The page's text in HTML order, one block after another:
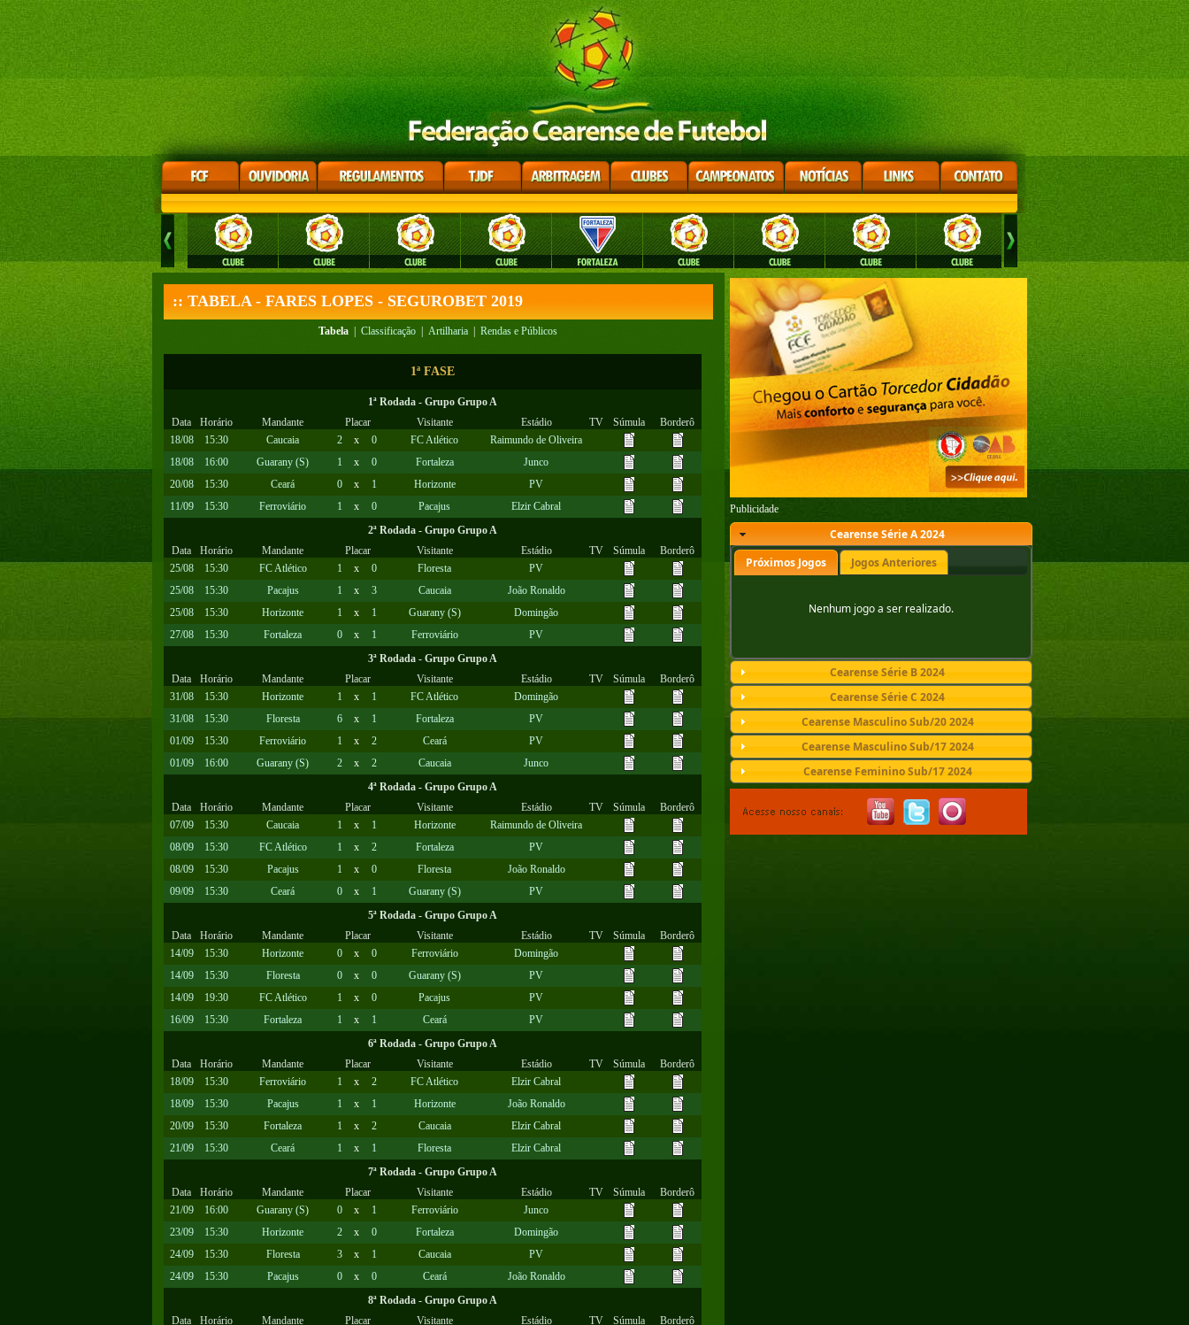
:: TABELA - FARES LOPES - SEGUROBET 2019
Tabela Classificação Artilharia Rendas e Públicos
1ª FASE
1ª Rodada - Grupo Grupo A
Data
Horário Mandante Placar Visitante Estádio TV Súmula
Borderô
18/08
15:30 Caucaia 2 x 0 FC Atlético
Raimundo de Oliveira
18/08
16:00 Guarany (S) 1 x 0 Fortaleza
Junco
20/08
15:30 Ceará 0 x 1 Horizonte
PV
11/09
15:30 Ferroviário 1 x 0 Pacajus
Elzir Cabral
2ª Rodada - Grupo Grupo A
Data
Horário Mandante Placar Visitante Estádio TV Súmula
Borderô
25/08
15:30 FC Atlético 1 x 0 Floresta
PV
25/08
15:30 Pacajus 1 x 3 Caucaia
João Ronaldo
25/08
15:30 Horizonte 1 x 1 Guarany (S)
Domingão
27/08
15:30 Fortaleza 0 x 1 Ferroviário
PV
3ª Rodada - Grupo Grupo A
Data
Horário Mandante Placar Visitante Estádio TV Súmula
Borderô
31/08
15:30 Horizonte 1 x 1 FC Atlético
Domingão
31/08
15:30 Floresta 6 x 1 Fortaleza
PV
01/09
15:30 Ferroviário 1 x 2 Ceará
PV
01/09
16:00 Guarany (S) 2 x 2 Caucaia
Junco
4ª Rodada - Grupo Grupo A
Data
Horário Mandante Placar Visitante Estádio TV Súmula
Borderô
07/09
15:30 Caucaia 1 x 1 Horizonte
Raimundo de Oliveira
08/09
15:30 FC Atlético 1 x 2 Fortaleza
PV
08/09
15:30 Pacajus 1 x 0 Floresta
João Ronaldo
09/09
15:30 Ceará 0 x 1 Guarany (S)
PV
5ª Rodada - Grupo Grupo A
Data
Horário Mandante Placar Visitante Estádio TV Súmula
Borderô
14/09
15:30 Horizonte 0 x 0 Ferroviário
Domingão
14/09
15:30 Floresta 0 x 0 Guarany (S)
PV
14/09
19:30 FC Atlético 1 x 0 Pacajus
PV
16/09
15:30 Fortaleza 1 x 1 Ceará
PV
6ª Rodada - Grupo Grupo A
Data
Horário Mandante Placar Visitante Estádio TV Súmula
Borderô
18/09
15:30 Ferroviário 1 x 2 FC Atlético
Elzir Cabral
18/09
15:30 Pacajus 1 x 1 Horizonte
João Ronaldo
20/09
15:30 Fortaleza 1 x 2 Caucaia
Elzir Cabral
21/09
15:30 Ceará 1 x 1 Floresta
Elzir Cabral
7ª Rodada - Grupo Grupo A
Data
Horário Mandante Placar Visitante Estádio TV Súmula
Borderô
21/09
16:00 Guarany (S) 0 x 1 Ferroviário
Junco
23/09
15:30 Horizonte 2 x 0 Fortaleza
Domingão
24/09
15:30 Floresta 3 x 1 Caucaia
PV
24/09
15:30 Pacajus 0 x 0 Ceará
João Ronaldo
8ª Rodada - Grupo Grupo A
Data
Horário Mandante Placar Visitante Estádio TV Súmula
Borderô
Publicidade
Cearense Série A 2024
Próximos Jogos
Jogos Anteriores
Nenhum jogo a ser realizado.
Cearense Série B 2024
Cearense Série C 2024
Cearense Masculino Sub/20 2024
Cearense Masculino Sub/17 2024
Cearense Feminino Sub/17 2024